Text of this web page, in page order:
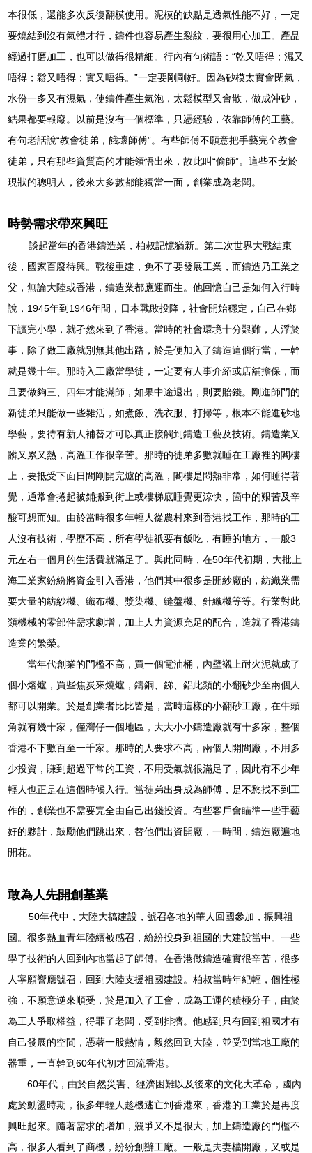
本很低，還能多次反復翻模使用。泥模的缺點是透氣性能不好，一定
要燒結到沒有氣體才行，鑄件也容易產生裂紋，要很用心加工。產品
經過打磨加工，也可以做得很精細。行內有句術語：“乾又唔得；濕又
唔得；鬆又唔得；實又唔得。”一定要剛剛好。因為砂模太實會閉氣，
水份一多又有濕氣，使鑄件產生氣泡，太鬆模型又會散，做成沖砂，
結果都要報廢。以前是沒有一個標準，只憑經驗，依靠師傅的工藝。
有句老話說“教會徒弟，餓壞師傅”。有些師傅不願意把手藝完全教會
徒弟，只有那些資質高的才能領悟出來，故此叫“偷師”。這些不安於
現狀的聰明人，後來大多數都能獨當一面，創業成為老闆。
時勢需求帶來興旺
談起當年的香港鑄造業，柏叔記憶猶新。第二次世界大戰結束
後，國家百廢待興。戰後重建，免不了要發展工業，而鑄造乃工業之
父，無論大陸或香港，鑄造業都應運而生。他回憶自己是如何入行時
說，1945年到1946年間，日本戰敗投降，社會開始穩定，自己在鄉
下讀完小學，就孑然來到了香港。當時的社會環境十分艱難，人浮於
事，除了做工廠就別無其他出路，於是便加入了鑄造這個行當，一幹
就是幾十年。那時入工廠當學徒，一定要有人事介紹或店舖擔保，而
且要做夠三、四年才能滿師，如果中途退出，則要賠錢。剛進師門的
新徒弟只能做一些雜活，如煮飯、洗衣服、打掃等，根本不能進砂地
學藝，要待有新人補替才可以真正接觸到鑄造工藝及技術。鑄造業又
髒又累又熱，高溫工作很辛苦。那時的徒弟多數就睡在工廠裡的閣樓
上，要抵受下面日間剛開完爐的高溫，閣樓是悶熱非常，如何睡得著
覺，通常會捲起被鋪搬到街上或樓梯底睡覺更涼快，箇中的艱苦及辛
酸可想而知。由於當時很多年輕人從農村來到香港找工作，那時的工
人沒有技術，學歷不高，所有學徒祇要有飯吃，有睡的地方，一般3
元左右一個月的生活費就滿足了。與此同時，在50年代初期，大批上
海工業家紛紛將資金引入香港，他們其中很多是開紗廠的，紡織業需
要大量的紡紗機、織布機、漿染機、縫盤機、針織機等等。行業對此
類機械的零部件需求劇增，加上人力資源充足的配合，造就了香港鑄
造業的繁榮。
當年代創業的門檻不高，買一個電油桶，內壁襯上耐火泥就成了
個小熔爐，買些焦炭來燒爐，鑄銅、銻、鋁此類的小翻砂少至兩個人
都可以開業。於是創業者比比皆是，當時這樣的小翻砂工廠，在牛頭
角就有幾十家，僅灣仔一個地區，大大小小鑄造廠就有十多家，整個
香港不下數百至一千家。那時的人要求不高，兩個人開間廠，不用多
少投資，賺到超過平常的工資，不用受氣就很滿足了，因此有不少年
輕人也正是在這個時候入行。當徒弟出身成為師傅，是不愁找不到工
作的，創業也不需要完全由自己出錢投資。有些客戶會瞄準一些手藝
好的夥計，鼓勵他們跳出來，替他們出資開廠，一時間，鑄造廠遍地
開花。
敢為人先開創基業
50年代中，大陸大搞建設，號召各地的華人回國參加，振興祖
國。很多熱血青年陸續被感召，紛紛投身到祖國的大建設當中。一些
學了技術的人回到內地當起了師傅。在香港做鑄造確實很辛苦，很多
人寧願響應號召，回到大陸支援祖國建設。柏叔當時年紀輕，個性極
強，不願意逆來順受，於是加入了工會，成為工運的積極分子，由於
為工人爭取權益，得罪了老闆，受到排擠。他感到只有回到祖國才有
自己發展的空間，憑著一股熱情，毅然回到大陸，並受到當地工廠的
器重，一直幹到60年代初才回流香港。
60年代，由於自然災害、經濟困難以及後來的文化大革命，國內
處於動盪時期，很多年輕人趁機逃亡到香港來，香港的工業於是再度
興旺起來。隨著需求的增加，競爭又不是很大，加上鑄造廠的門檻不
高，很多人看到了商機，紛紛創辦工廠。一般是夫妻檔開廠，又或是